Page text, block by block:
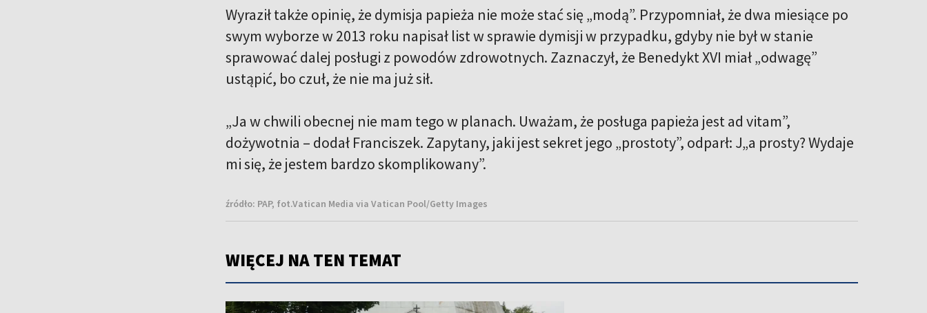
Wyraził także opinię, że dymisja papieża nie może stać się „modą”. Przypomniał, że dwa miesiące po
swym wyborze w 2013 roku napisał list w sprawie dymisji w przypadku, gdyby nie był w stanie
sprawować dalej posługi z powodów zdrowotnych. Zaznaczył, że Benedykt XVI miał „odwagę”
ustąpić, bo czuł, że nie ma już sił.
„Ja w chwili obecnej nie mam tego w planach. Uważam, że posługa papieża jest ad vitam”,
dożywotnia – dodał Franciszek. Zapytany, jaki jest sekret jego „prostoty”, odparł: J„a prosty? Wydaje
mi się, że jestem bardzo skomplikowany”.
źródło: PAP, fot.Vatican Media via Vatican Pool/Getty Images
WIĘCEJ NA TEN TEMAT